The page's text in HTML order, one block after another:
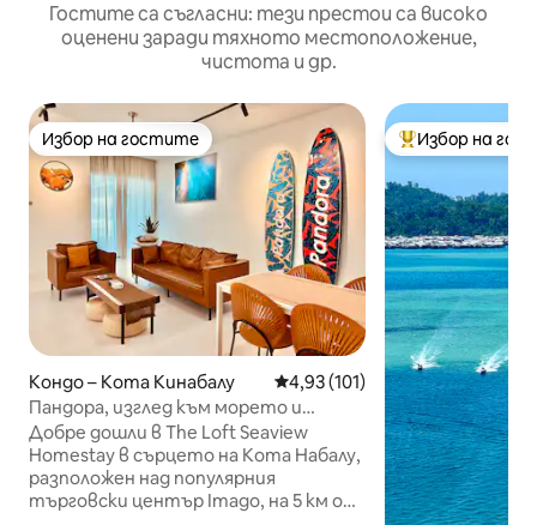
Гостите са съгласни: тези престои са високо
оценени заради тяхното местоположение,
чистота и др.
Избор на гостите
Избор на гостите
Кондо – Кота Кинабалу Средна оценка: 4,93 от 5,
4,93 (101)
Пандора, изглед към морето и
залеза, 6 души, 3 стаи + 2 баня, Imago
The Loft
Добре дошли в The Loft Seaview
Homestay в сърцето на Кота Набалу,
разположен над популярния
търговски център Imago, на 5 км от
Най-популярен
Избор на